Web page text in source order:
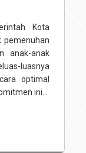
Kota
pemenuhan
anak-anak
luasnya
optimal
ini...